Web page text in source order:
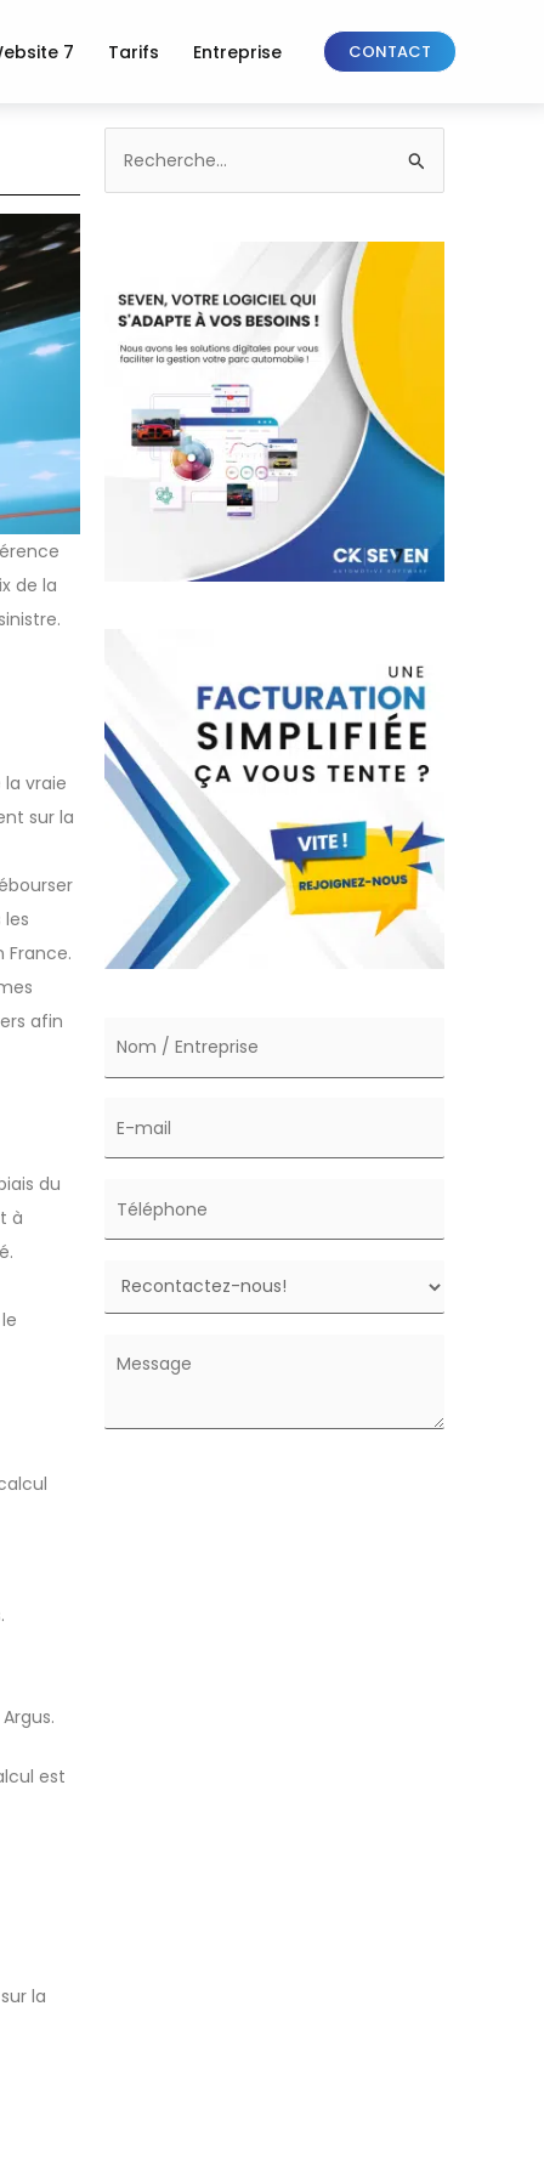
7 Tarifs Entreprise CONTACT
de la
vraie
sur la
France.
afin
du
à
est
la
Rechercher :